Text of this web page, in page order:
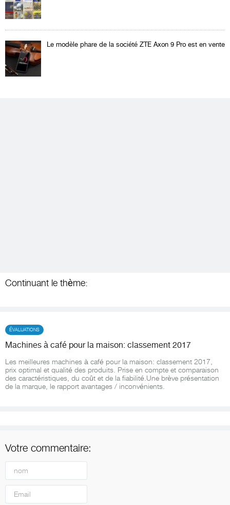
Le modèle phare de la société ZTE Axon 9 Pro est en vente
Continuant le thème:
ÉVALUATIONS
Machines à café pour la maison: classement 2017
Les meilleures machines à café pour la maison: classement 2017,
prix optimal et qualité des produits. Prise en compte et comparaison
des caractéristiques, du coût et de la fiabilité.Une brève présentation
de la marque, le rapport avantages / inconvénients.
Votre commentaire: